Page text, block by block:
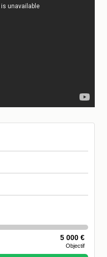
5 000 €
Objectif